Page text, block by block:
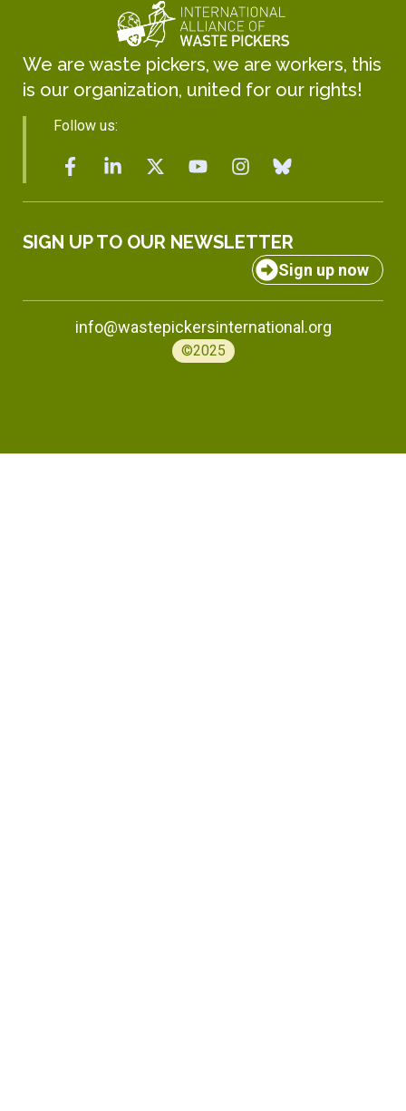
We are waste pickers, we are workers, this
is our organization, united for our rights!
Follow us:
SIGN UP TO OUR NEWSLETTER
Sign up now
info@wastepickersinternational.org
©2025